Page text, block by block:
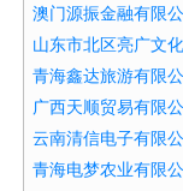
澳门源振金融有限公
山东市北区亮广文
青海鑫达旅游有限公
广西天顺贸易有限公
云南清信电子有限公
青海电梦农业有限公